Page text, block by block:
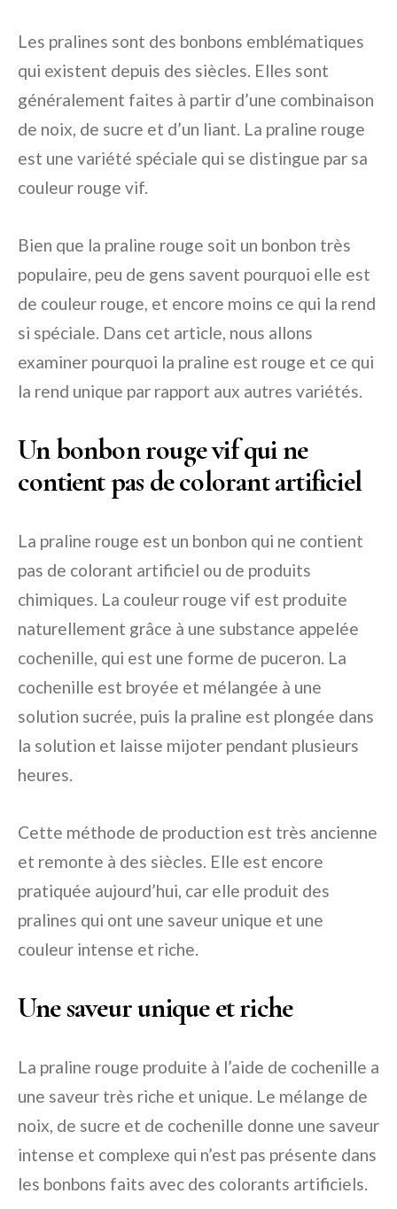
Les pralines sont des bonbons emblématiques
qui existent depuis des siècles. Elles sont
généralement faites à partir d’une combinaison
de noix, de sucre et d’un liant. La praline rouge
est une variété spéciale qui se distingue par sa
couleur rouge vif.
Bien que la praline rouge soit un bonbon très
populaire, peu de gens savent pourquoi elle est
de couleur rouge, et encore moins ce qui la rend
si spéciale. Dans cet article, nous allons
examiner pourquoi la praline est rouge et ce qui
la rend unique par rapport aux autres variétés.
Un bonbon rouge vif qui ne
contient pas de colorant artificiel
La praline rouge est un bonbon qui ne contient
pas de colorant artificiel ou de produits
chimiques. La couleur rouge vif est produite
naturellement grâce à une substance appelée
cochenille, qui est une forme de puceron. La
cochenille est broyée et mélangée à une
solution sucrée, puis la praline est plongée dans
la solution et laisse mijoter pendant plusieurs
heures.
Cette méthode de production est très ancienne
et remonte à des siècles. Elle est encore
pratiquée aujourd’hui, car elle produit des
pralines qui ont une saveur unique et une
couleur intense et riche.
Une saveur unique et riche
La praline rouge produite à l’aide de cochenille a
une saveur très riche et unique. Le mélange de
noix, de sucre et de cochenille donne une saveur
intense et complexe qui n’est pas présente dans
les bonbons faits avec des colorants artificiels.